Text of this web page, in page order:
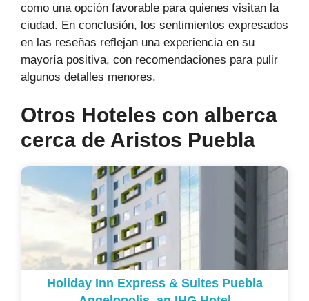
como una opción favorable para quienes visitan la
ciudad. En conclusión, los sentimientos expresados
en las reseñas reflejan una experiencia en su
mayoría positiva, con recomendaciones para pulir
algunos detalles menores.
Otros Hoteles con alberca
cerca de Aristos Puebla
Holiday Inn Express & Suites Puebla